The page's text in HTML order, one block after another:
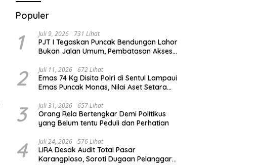
Populer
1 Juli 9, 2026 731 Lihat
PJT I Tegaskan Puncak Bendungan Lahor
Bukan Jalan Umum, Pembatasan Akses
2 Juli 11, 2026 672 Lihat
Emas 74 Kg Disita Polri di Sentul Lampaui
Emas Puncak Monas, Nilai Aset Setara
3 Juli 31, 2026 657 Lihat
Orang Rela Bertengkar Demi Politikus
yang Belum tentu Peduli dan Perhatian
4 Juli 24, 2026 576 Lihat
LIRA Desak Audit Total Pasar
Karangploso, Soroti Dugaan Pelanggaran